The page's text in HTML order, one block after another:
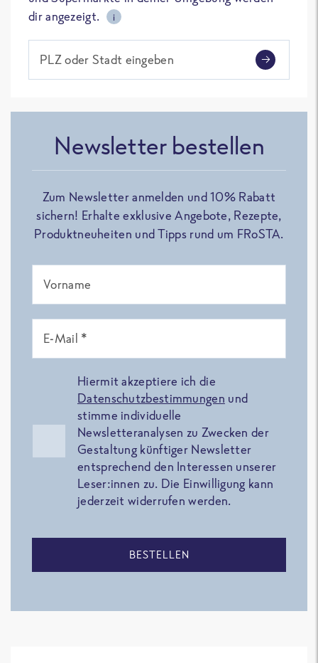
dir angezeigt.
i
PLZ oder Stadt eingeben
Newsletter bestellen
Zum Newsletter anmelden und 10% Rabatt
sichern! Erhalte exklusive Angebote, Rezepte,
Produktneuheiten und Tipps rund um FRoSTA.
Vorname
E-Mail *
Hiermit akzeptiere ich die
Datenschutzbestimmungen und
stimme individuelle
Newsletteranalysen zu Zwecken der
Gestaltung künftiger Newsletter
entsprechend den Interessen unserer
Leser:innen zu. Die Einwilligung kann
jederzeit widerrufen werden.
BESTELLEN